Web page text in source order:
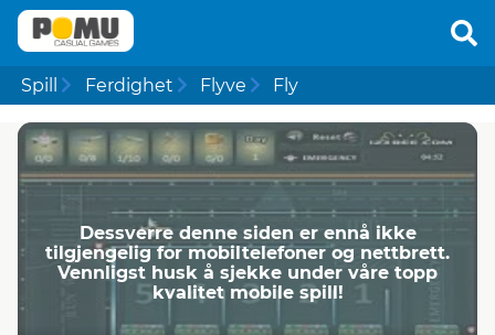
Spill Ferdighet Flyve Fly
Dessverre denne siden er ennå ikke
tilgjengelig for mobiltelefoner og nettbrett.
Vennligst husk å sjekke under våre topp
kvalitet mobile spill!